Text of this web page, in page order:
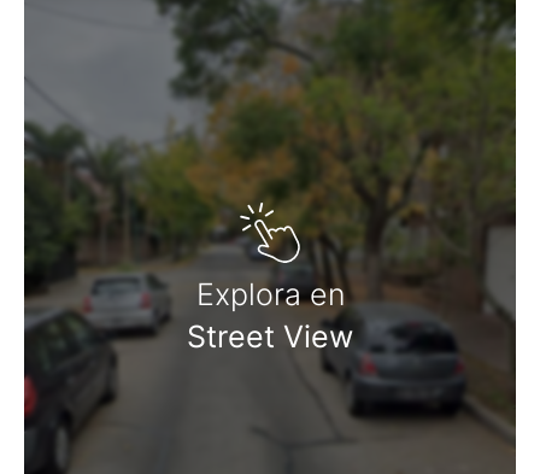
Explora en
Street View